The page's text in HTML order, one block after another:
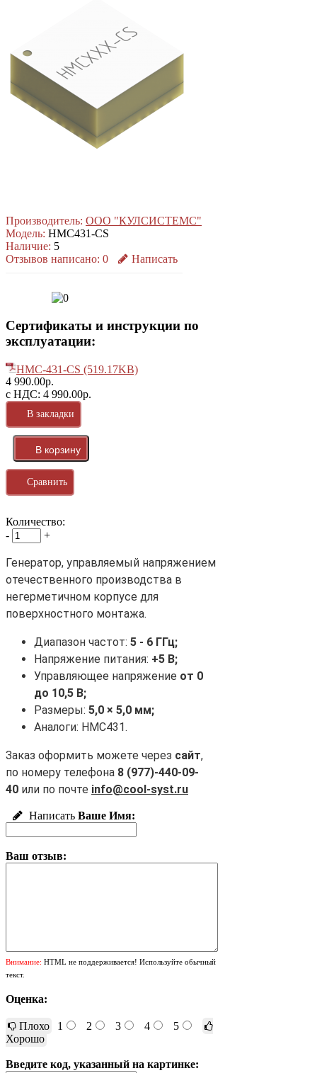
Производитель: ООО "КУЛСИСТЕМС"
Модель: HMC431-CS
Наличие: 5
Отзывов написано: 0 Написать
Сертификаты и инструкции по
эксплуатации:
HMC-431-CS (519.17KB)
4 990.00р.
с НДС: 4 990.00р.
В закладки
Сравнить
Количество:
-
+
Генератор, управляемый напряжением
отечественного производства в
негерметичном корпусе для
поверхностного монтажа.
Диапазон частот: 5 - 6 ГГц;
Напряжение питания: +5 В;
Управляющее напряжение от 0
до 10,5 В;
Размеры: 5,0 × 5,0 мм;
Аналоги: HMC431.
Заказ оформить можете через сайт,
по номеру телефона 8 (977)-440-09-
40 или по почте info@cool-syst.ru
Написать Ваше Имя:
Ваш отзыв:
Внимание: HTML не поддерживается! Используйте обычный
текст.
Оценка:
Плохо 1 2 3 4
5
Хорошо
Введите код, указанный на картинке: